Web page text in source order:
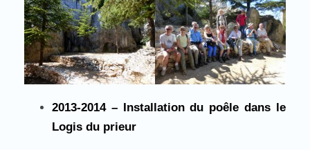
2013-2014 – Installation du poêle dans le
Logis du prieur